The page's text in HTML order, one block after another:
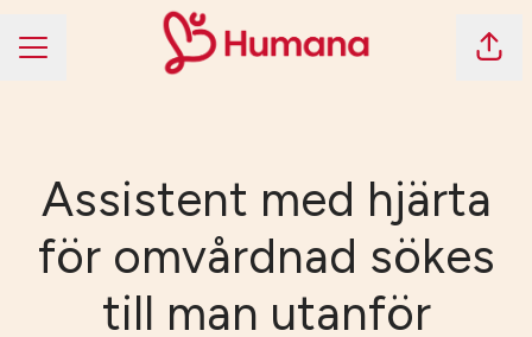
KARRIÄRMENY Dela
Assistent med hjärta
för omvårdnad sökes
till man utanför